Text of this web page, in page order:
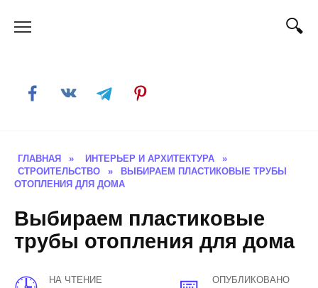
ГЛАВНАЯ » ИНТЕРЬЕР И АРХИТЕКТУРА
»
СТРОИТЕЛЬСТВО
»
ВЫБИРАЕМ ПЛАСТИКОВЫЕ ТРУБЫ
ОТОПЛЕНИЯ ДЛЯ ДОМА
Выбираем пластиковые
трубы отопления для дома
НА ЧТЕНИЕ ОПУБЛИКОВАНО